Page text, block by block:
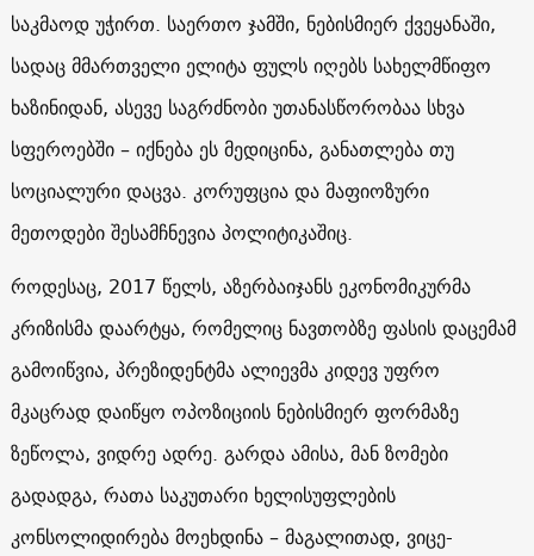
საკმაოდ უჭირთ. საერთო ჯამში, ნებისმიერ ქვეყანაში,
სადაც მმართველი ელიტა ფულს იღებს სახელმწიფო
ხაზინიდან, ასევე საგრძნობი უთანასწორობაა სხვა
სფეროებში – იქნება ეს მედიცინა, განათლება თუ
სოციალური დაცვა. კორუფცია და მაფიოზური
მეთოდები შესამჩნევია პოლიტიკაშიც.
როდესაც, 2017 წელს, აზერბაიჯანს ეკონომიკურმა
კრიზისმა დაარტყა, რომელიც ნავთობზე ფასის დაცემამ
გამოიწვია, პრეზიდენტმა ალიევმა კიდევ უფრო
მკაცრად დაიწყო ოპოზიციის ნებისმიერ ფორმაზე
ზეწოლა, ვიდრე ადრე. გარდა ამისა, მან ზომები
გადადგა, რათა საკუთარი ხელისუფლების
კონსოლიდირება მოეხდინა – მაგალითად, ვიცე-